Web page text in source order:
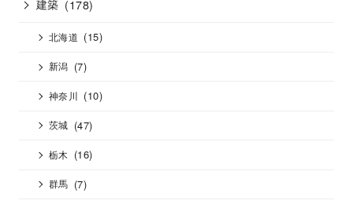
建築 (178)
北海道 (15)
新潟 (7)
神奈川 (10)
茨城 (47)
栃木 (16)
群馬 (7)